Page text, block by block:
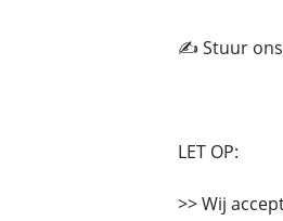
✍️ Stuur ons
LET OP:
>> Wij